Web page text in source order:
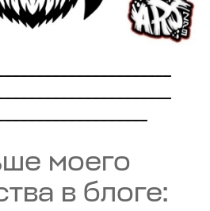
моего
в блоге: